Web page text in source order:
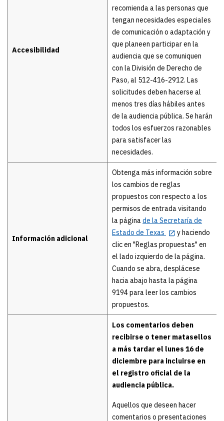
Accesibilidad
recomienda a las personas que
tengan necesidades especiales
de comunicación o adaptación y
que planeen participar en la
audiencia que se comuniquen
con la División de Derecho de
Paso, al 512-416-2912. Las
solicitudes deben hacerse al
menos tres días hábiles antes
de la audiencia pública. Se harán
todos los esfuerzos razonables
para satisfacer las
necesidades.
Información adicional
Obtenga más información sobre
los cambios de reglas
propuestos con respecto a los
permisos de entrada visitando
la páginade la Secretaría de
Estado de Texas
y haciendo
clic en "Reglas propuestas" en
el lado izquierdo de la página.
Cuando se abra, desplácese
hacia abajo hasta la página
9194 para leer los cambios
propuestos.
Los comentarios deben
recibirse o tener matasellos
a más tardar el lunes 16 de
diciembre para incluirse en
el registro oficial de la
audiencia pública.
Aquellos que deseen hacer
comentarios o presentaciones